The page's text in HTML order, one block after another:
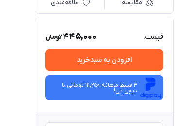
مقایسه علاقه‌مندی
قیمت: 445,000تومان
افزودن به سبدخرید
4 قسط ماهانه 111,250 تومانی با
دیجی ‌پی!